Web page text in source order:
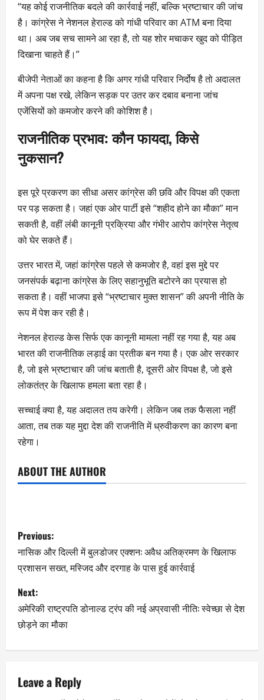
“यह कोई राजनीतिक बदले की कार्रवाई नहीं, बल्कि भ्रष्टाचार की जांच
है। कांग्रेस ने नेशनल हेराल्ड को गांधी परिवार का ATM बना दिया
था। अब जब सच सामने आ रहा है, तो यह शोर मचाकर खुद को पीड़ित
दिखाना चाहते हैं।”
बीजेपी नेताओं का कहना है कि अगर गांधी परिवार निर्दोष है तो अदालत
में अपना पक्ष रखे, लेकिन सड़क पर उतर कर दबाव बनाना जांच
एजेंसियों को कमजोर करने की कोशिश है।
राजनीतिक प्रभाव: कौन फायदा, किसे
नुकसान?
इस पूरे प्रकरण का सीधा असर कांग्रेस की छवि और विपक्ष की एकता
पर पड़ सकता है। जहां एक ओर पार्टी इसे “शहीद होने का मौका” मान
सकती है, वहीं लंबी कानूनी प्रक्रिया और गंभीर आरोप कांग्रेस नेतृत्व
को घेर सकते हैं।
उत्तर भारत में, जहां कांग्रेस पहले से कमजोर है, वहां इस मुद्दे पर
जनसंपर्क बढ़ाना कांग्रेस के लिए सहानुभूति बटोरने का प्रयास हो
सकता है। वहीं भाजपा इसे “भ्रष्टाचार मुक्त शासन” की अपनी नीति के
रूप में पेश कर रही है।
नेशनल हेराल्ड केस सिर्फ एक कानूनी मामला नहीं रह गया है, यह अब
भारत की राजनीतिक लड़ाई का प्रतीक बन गया है। एक ओर सरकार
है, जो इसे भ्रष्टाचार की जांच बताती है, दूसरी ओर विपक्ष है, जो इसे
लोकतंत्र के खिलाफ हमला बता रहा है।
सच्चाई क्या है, यह अदालत तय करेगी। लेकिन जब तक फैसला नहीं
आता, तब तक यह मुद्दा देश की राजनीति में ध्रुवीकरण का कारण बना
रहेगा।
ABOUT THE AUTHOR
Previous:
नासिक और दिल्ली में बुलडोजर एक्शन: अवैध अतिक्रमण के खिलाफ
प्रशासन सख्त, मस्जिद और दरगाह के पास हुई कार्रवाई
Next:
अमेरिकी राष्ट्रपति डोनाल्ड ट्रंप की नई अप्रवासी नीति: स्वेच्छा से देश
छोड़ने का मौका
Leave a Reply